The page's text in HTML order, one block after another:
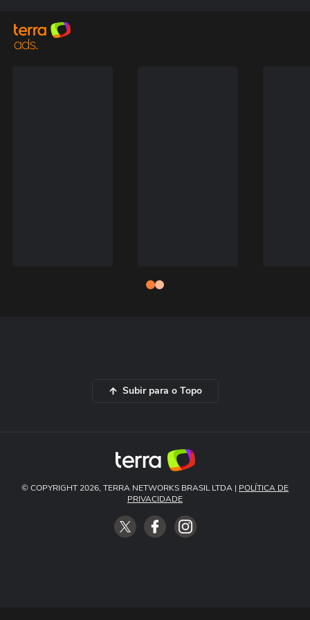
Subir para o Topo
© COPYRIGHT 2026, TERRA NETWORKS BRASIL LTDA | POLÍTICA DE
PRIVACIDADE